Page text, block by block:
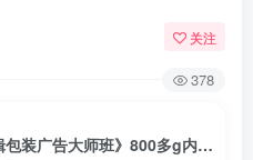
关注
378
原价3万的火星时代《影视剪辑包装广告大师班》800多g内容。包含广告拍摄、剪辑、特效制作、调色等内容。涉及软件教程有pr、ae、达芬奇、C4D、ue等软件。课程为2023年7月结课，目前最新的已完结课程。教学周期近9个月。业内口碑很好